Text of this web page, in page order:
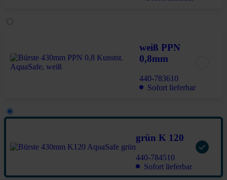
weiß PPN
0,8mm
440-783610
Sofort lieferbar
grün K 120
440-784510
Sofort lieferbar